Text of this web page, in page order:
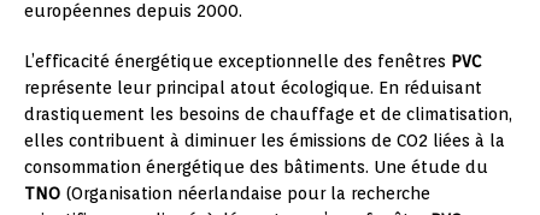
européennes depuis 2000.
L’efficacité énergétique exceptionnelle des fenêtres PVC
représente leur principal atout écologique. En réduisant
drastiquement les besoins de chauffage et de climatisation,
elles contribuent à diminuer les émissions de CO2 liées à la
consommation énergétique des bâtiments. Une étude du
TNO (Organisation néerlandaise pour la recherche